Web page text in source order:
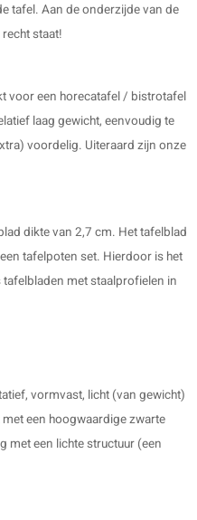
tafel. Aan de onderzijde van de
staat!
voor een horecatafel / bistrotafel
laag gewicht, eenvoudig te
voordelig. Uiteraard zijn onze
dikte van 2,7 cm. Het tafelblad
tafelpoten set. Hierdoor is het
met staalprofielen in
vormvast, licht (van gewicht)
een hoogwaardige zwarte
met een lichte structuur (een